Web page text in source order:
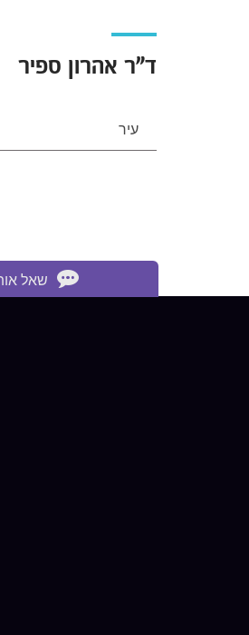
ד”ר אהרון ספיר
עיר
שאל